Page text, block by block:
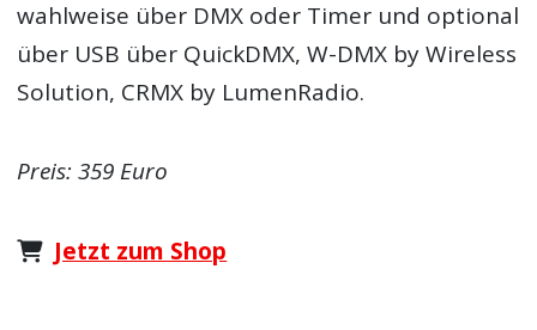
wahlweise über DMX oder Timer und optional
über USB über QuickDMX, W-DMX by Wireless
Solution, CRMX by LumenRadio.
Preis: 359 Euro
Jetzt zum Shop